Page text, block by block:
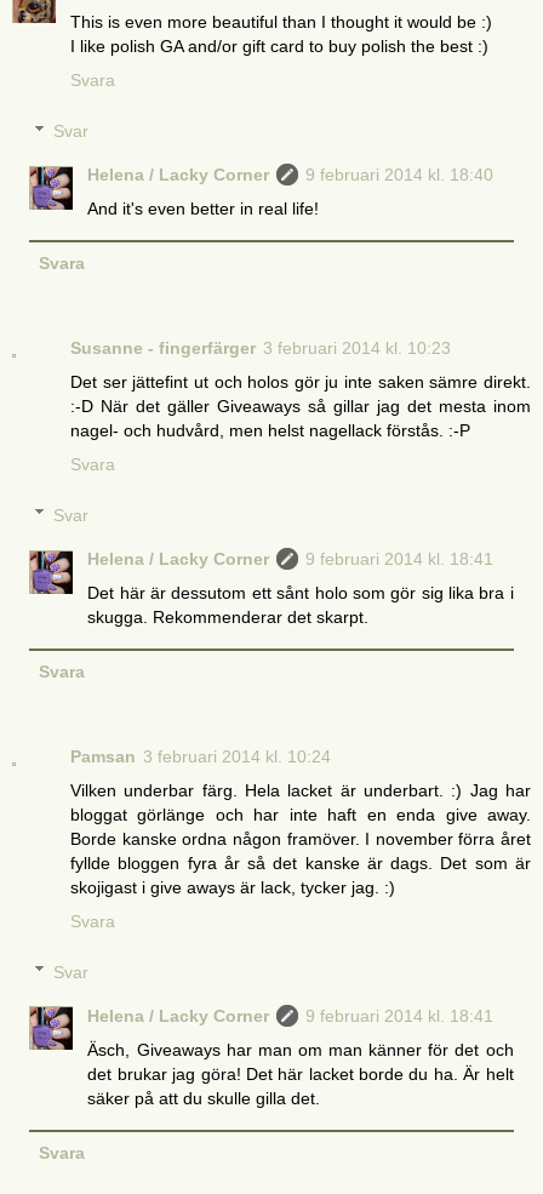
This is even more beautiful than I thought it would be :)
I like polish GA and/or gift card to buy polish the best :)
Svara
Svar
Helena / Lacky Corner
9 februari 2014 kl. 18:40
And it's even better in real life!
Svara
Susanne - fingerfärger 3 februari 2014 kl. 10:23
Det ser jättefint ut och holos gör ju inte saken sämre direkt.
:-D När det gäller Giveaways så gillar jag det mesta inom
nagel- och hudvård, men helst nagellack förstås. :-P
Svara
Svar
Helena / Lacky Corner
9 februari 2014 kl. 18:41
Det här är dessutom ett sånt holo som gör sig lika bra i
skugga. Rekommenderar det skarpt.
Svara
Pamsan 3 februari 2014 kl. 10:24
Vilken underbar färg. Hela lacket är underbart. :) Jag har
bloggat görlänge och har inte haft en enda give away.
Borde kanske ordna någon framöver. I november förra året
fyllde bloggen fyra år så det kanske är dags. Det som är
skojigast i give aways är lack, tycker jag. :)
Svara
Svar
Helena / Lacky Corner
9 februari 2014 kl. 18:41
Äsch, Giveaways har man om man känner för det och
det brukar jag göra! Det här lacket borde du ha. Är helt
säker på att du skulle gilla det.
Svara